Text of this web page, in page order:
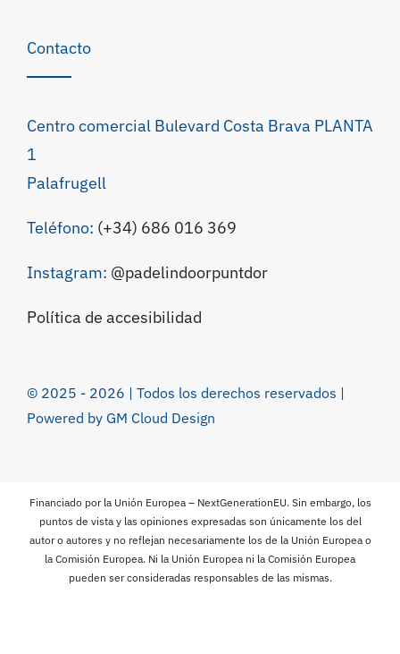
Contacto
Centro comercial Bulevard Costa Brava PLANTA
1
Palafrugell
Teléfono: (+34) 686 016 369
Instagram: @padelindoorpuntdor
Política de accesibilidad
© 2025 - 2026 | Todos los derechos reservados |
Powered by GM Cloud Design
Financiado por la Unión Europea – NextGenerationEU. Sin embargo, los
puntos de vista y las opiniones expresadas son únicamente los del
autor o autores y no reflejan necesariamente los de la Unión Europea o
la Comisión Europea. Ni la Unión Europea ni la Comisión Europea
pueden ser consideradas responsables de las mismas.